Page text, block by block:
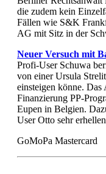
die zudem kein
Fällen wie S&K
AG mit Sitz in der
Neuer Versuch mit
Profi-User Schuwa
von einer Ursula
einsteigen könne.
Finanzierung PP-
Eupen in Belgien.
User Otto sehr
GoMoPa Mastercard